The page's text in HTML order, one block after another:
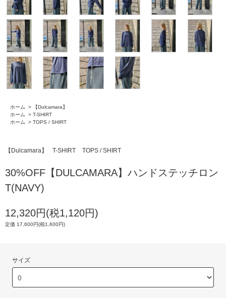
ホーム >
【Dulcamara】
ホーム
> T-SHIRT
ホーム
> TOPS / SHIRT
【Dulcamara】 T-SHIRT TOPS / SHIRT
30%OFF【DULCAMARA】ハンドステッチロン
T(NAVY)
12,320円(税1,120円)
定価 17,600円(税1,600円)
サイズ